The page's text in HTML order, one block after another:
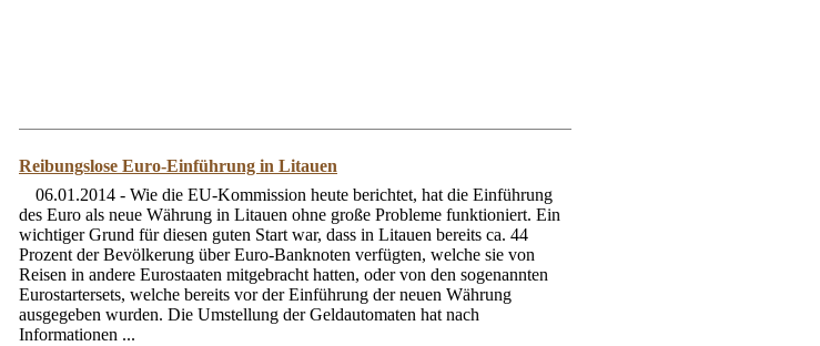
Reibungslose Euro-Einführung in Litauen
06.01.2014 - Wie die EU-Kommission heute berichtet, hat die Einführung
des Euro als neue Währung in Litauen ohne große Probleme funktioniert. Ein
wichtiger Grund für diesen guten Start war, dass in Litauen bereits ca. 44
Prozent der Bevölkerung über Euro-Banknoten verfügten, welche sie von
Reisen in andere Eurostaaten mitgebracht hatten, oder von den sogenannten
Eurostartersets, welche bereits vor der Einführung der neuen Währung
ausgegeben wurden. Die Umstellung der Geldautomaten hat nach
Informationen ...